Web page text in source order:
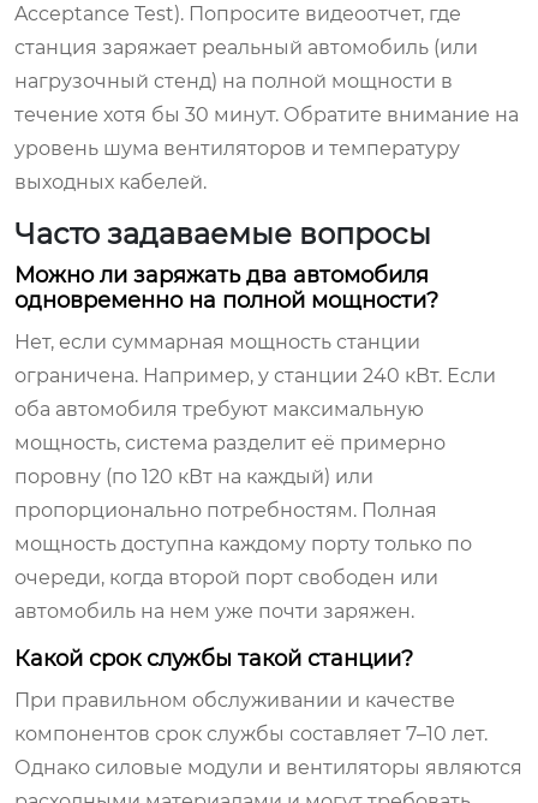
Acceptance Test). Попросите видеоотчет, где
станция заряжает реальный автомобиль (или
нагрузочный стенд) на полной мощности в
течение хотя бы 30 минут. Обратите внимание на
уровень шума вентиляторов и температуру
выходных кабелей.
Часто задаваемые вопросы
Можно ли заряжать два автомобиля
одновременно на полной мощности?
Нет, если суммарная мощность станции
ограничена. Например, у станции 240 кВт. Если
оба автомобиля требуют максимальную
мощность, система разделит её примерно
поровну (по 120 кВт на каждый) или
пропорционально потребностям. Полная
мощность доступна каждому порту только по
очереди, когда второй порт свободен или
автомобиль на нем уже почти заряжен.
Какой срок службы такой станции?
При правильном обслуживании и качестве
компонентов срок службы составляет 7–10 лет.
Однако силовые модули и вентиляторы являются